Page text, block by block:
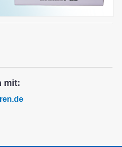
mit: